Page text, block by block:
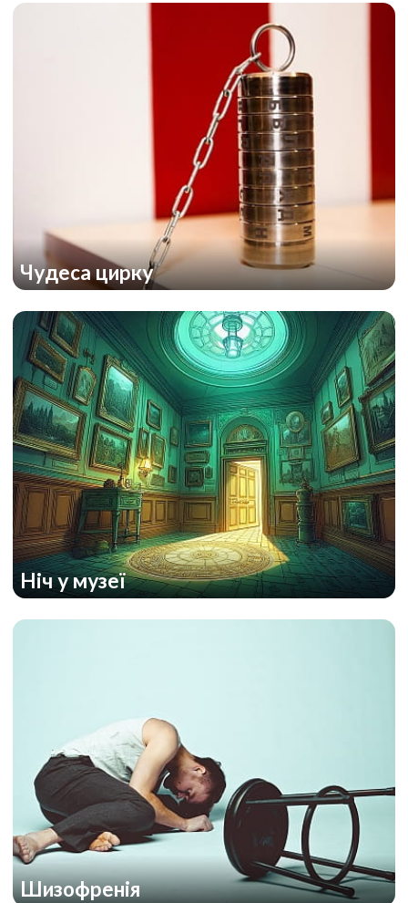
Чудеса цирку
Ніч у музеї
Шизофренія